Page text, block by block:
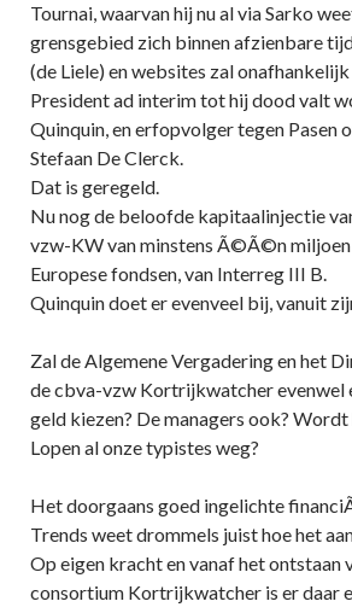
Tournai, waarvan hij nu al via Sarko
grensgebied zich binnen afzienbare
(de Liele) en websites zal
President ad interim tot hij dood valt
Quinquin, en erfopvolger tegen Pasen
Stefaan De Clerck.
Dat is geregeld.
Nu nog de beloofde kapitaalinjectie
vzw-KW van minstens Ã©Ã©n miljoen
Europese fondsen, van Interreg III B.
Quinquin doet er evenveel bij, vanuit
Zal de Algemene Vergadering en het
de cbva-vzw Kortrijkwatcher evenwel
geld kiezen? De managers ook?
Lopen al onze typistes weg?
Het doorgaans goed ingelichte
Trends weet drommels juist hoe het
Op eigen kracht en vanaf het ontstaan
consortium Kortrijkwatcher is er daar